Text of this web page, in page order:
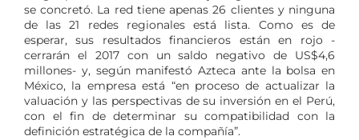
se concretó. La red tiene apenas 26 clientes y ninguna
de las 21 redes regionales está lista. Como es de
esperar, sus resultados financieros están en rojo -
cerrarán el 2017 con un saldo negativo de US$4,6
millones- y, según manifestó Azteca ante la bolsa en
México, la empresa está “en proceso de actualizar la
valuación y las perspectivas de su inversión en el Perú,
con el fin de determinar su compatibilidad con la
definición estratégica de la compañía”.